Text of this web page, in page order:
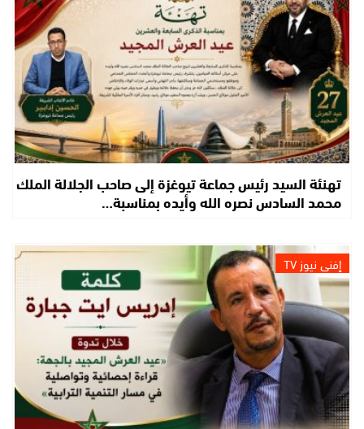
تهنئة السيد رئيس جماعة تيوغزة إلى صاحب الجلالة الملك
محمد السادس نصره الله وأيده بمناسبة…
إفني نيوز TV